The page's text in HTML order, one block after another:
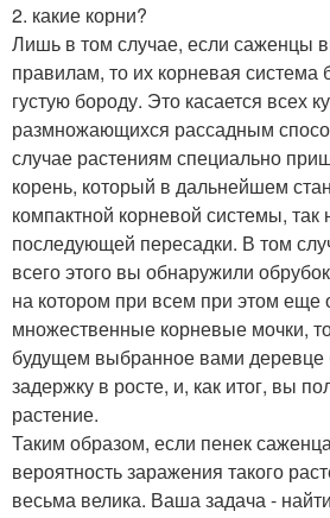
2. какие корни?
Лишь в том случае, если саженцы
правилам, то их корневая система
густую бороду. Это касается всех
размножающихся рассадным
случае растениям специально
корень, который в дальнейшем
компактной корневой системы,
последующей пересадки. В том
всего этого вы обнаружили
на котором при всем при этом еще
множественные корневые мочки,
будущем выбранное вами деревце
задержку в росте, и, как итог, вы
растение.
Таким образом, если пенек
вероятность заражения такого
весьма велика. Ваша задача -